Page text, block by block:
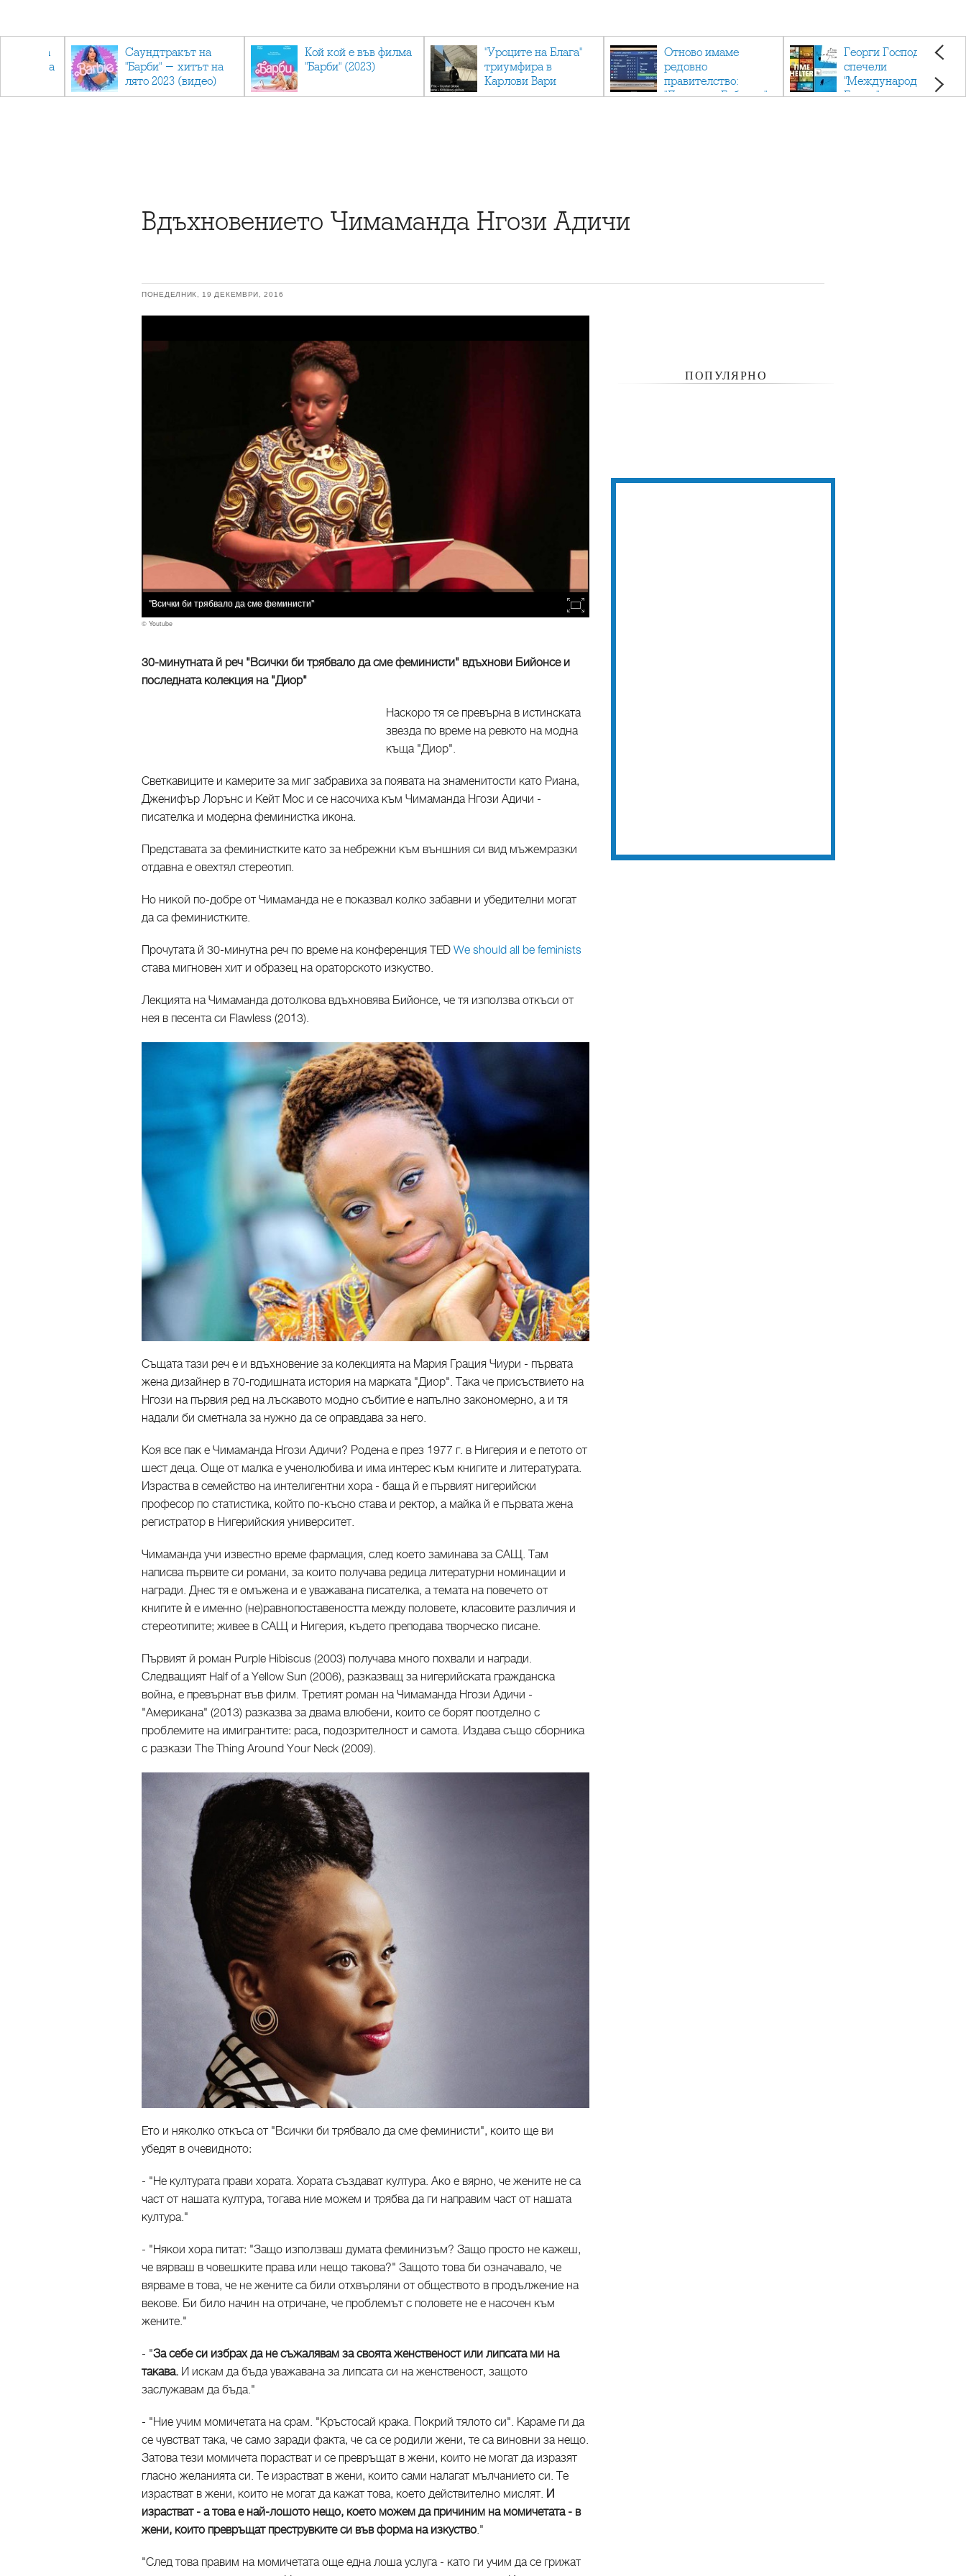
върна
мандата
Саундтракът на
"Барби" - хитът на
лято 2023 (видео)
Кой кой е във филма
"Барби" (2023)
"Уроците на Блага"
триумфира в
Карлови Вари
Отново имаме
редовно
правителство:
"Денков - Габриел"
Георги Господинов
спечели
"Международен
Букър" с романа
Вдъхновението Чимаманда Нгози Адичи
ПОНЕДЕЛНИК, 19 ДЕКЕМВРИ, 2016
"Всички би трябвало да сме феминисти"
© Youtube
30-минутната й реч "Всички би трябвало да сме феминисти" вдъхнови Бийонсе и
последната колекция на "Диор"
Наскоро тя се превърна в истинската
звезда по време на ревюто на модна
къща "Диор".
Светкавиците и камерите за миг забравиха за появата на знаменитости като Риана,
Дженифър Лорънс и Кейт Мос и се насочиха към Чимаманда Нгози Адичи -
писателка и модерна феминистка икона.
Представата за феминистките като за небрежни към външния си вид мъжемразки
отдавна е овехтял стереотип.
Но никой по-добре от Чимаманда не е показвал колко забавни и убедителни могат
да са феминистките.
Прочутата й 30-минутна реч по време на конференция TED We should all be feminists
става мигновен хит и образец на ораторското изкуство.
Лекцията на Чимаманда дотолкова вдъхновява Бийонсе, че тя използва откъси от
нея в песента си Flawless (2013).
Същата тази реч е и вдъхновение за колекцията на Мария Грация Чиури - първата
жена дизайнер в 70-годишната история на марката "Диор". Така че присъствието на
Нгози на първия ред на лъскавото модно събитие е напълно закономерно, а и тя
надали би сметнала за нужно да се оправдава за него.
Коя все пак е Чимаманда Нгози Адичи? Родена е през 1977 г. в Нигерия и е петото от
шест деца. Още от малка е ученолюбива и има интерес към книгите и литературата.
Израства в семейство на интелигентни хора - баща й е първият нигерийски
професор по статистика, който по-късно става и ректор, а майка й е първата жена
регистратор в Нигерийския университет.
Чимаманда учи известно време фармация, след което заминава за САЩ. Там
написва първите си романи, за които получава редица литературни номинации и
награди. Днес тя е омъжена и е уважавана писателка, а темата на повечето от
книгите ѝ е именно (не)равнопоставеността между половете, класовите различия и
стереотипите; живее в САЩ и Нигерия, където преподава творческо писане.
Първият й роман Purple Hibiscus (2003) получава много похвали и награди.
Следващият Half of a Yellow Sun (2006), разказващ за нигерийската гражданска
война, е превърнат във филм. Третият роман на Чимаманда Нгози Адичи -
"Американа" (2013) разказва за двама влюбени, които се борят поотделно с
проблемите на имигрантите: раса, подозрителност и самота. Издава също сборника
с разкази The Thing Around Your Neck (2009).
Ето и няколко откъса от "Всички би трябвало да сме феминисти", които ще ви
убедят в очевидното:
- "Не културата прави хората. Хората създават култура. Ако е вярно, че жените не са
част от нашата култура, тогава ние можем и трябва да ги направим част от нашата
култура."
- "Някои хора питат: "Защо използваш думата феминизъм? Защо просто не кажеш,
че вярваш в човешките права или нещо такова?" Защото това би означавало, че
вярваме в това, че не жените са били отхвърляни от обществото в продължение на
векове. Би било начин на отричане, че проблемът с половете не е насочен към
жените."
- "За себе си избрах да не съжалявам за своята женственост или липсата ми на
такава. И искам да бъда уважавана за липсата си на женственост, защото
заслужавам да бъда."
- "Ние учим момичетата на срам. "Кръстосай крака. Покрий тялото си". Караме ги да
се чувстват така, че само заради факта, че са се родили жени, те са виновни за нещо.
Затова тези момичета порастват и се превръщат в жени, които не могат да изразят
гласно желанията си. Те израстват в жени, които сами налагат мълчанието си. Те
израстват в жени, които не могат да кажат това, което действително мислят. И
израстват - а това е най-лошото нещо, което можем да причиним на момичетата - в
жени, които превръщат преструвките си във форма на изкуство."
"След това правим на момичетата още една лоша услуга - като ги учим да се грижат
ПОПУЛЯРНО